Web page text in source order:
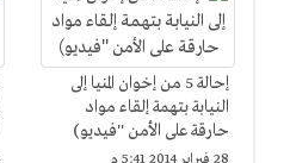
إحالة 5 من إخوان المنيا إلى
النيابة بتهمة إلقاء مواد
حارقة على الأمن ''فيديو)
28 فبراير 2014 5:41 م